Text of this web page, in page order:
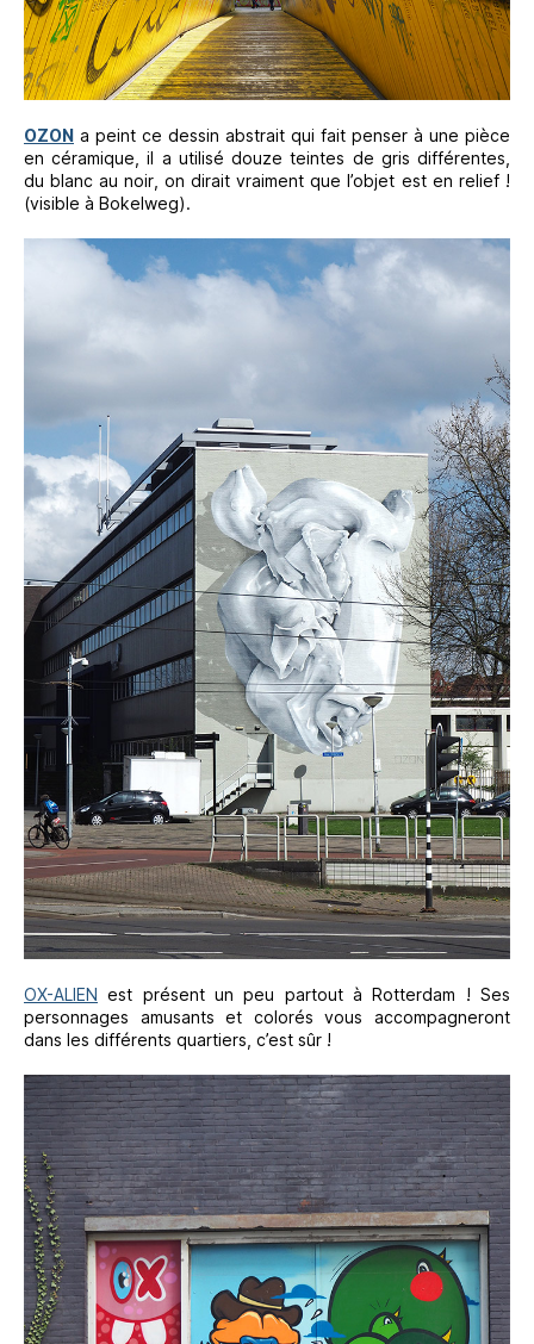
OZON a peint ce dessin abstrait qui fait penser à une pièce
en céramique, il a utilisé douze teintes de gris différentes,
du blanc au noir, on dirait vraiment que l’objet est en relief !
(visible à Bokelweg).
OX-ALIEN est présent un peu partout à Rotterdam ! Ses
personnages amusants et colorés vous accompagneront
dans les différents quartiers, c’est sûr !